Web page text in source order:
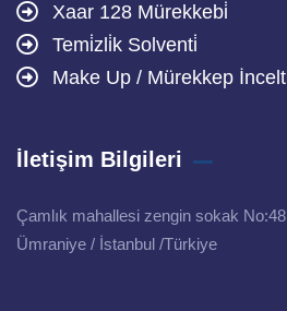
Xaar 128 Mürekkebi̇
Temi̇zli̇k Solventi̇
Make Up / Mürekkep
İletişim Bilgileri
Çamlık mahallesi zengin sokak
Ümraniye / İstanbul /Türkiye